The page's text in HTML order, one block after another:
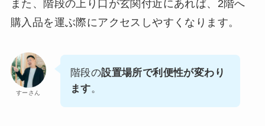
また、階段の上り口が玄関付近にあれば、2階へ
購入品を運ぶ際にアクセスしやすくなります。
すーさん
階段の設置場所で利便性が変わり
ます。